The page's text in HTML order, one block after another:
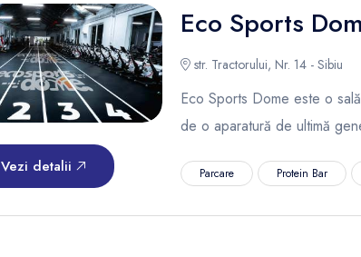
Vezi detalii
Eco Sports
str. Tractorului, Nr. 14 - Sibiu
Eco Sports Dome este o
de o aparatură de ultimă
Parcare Protein Bar